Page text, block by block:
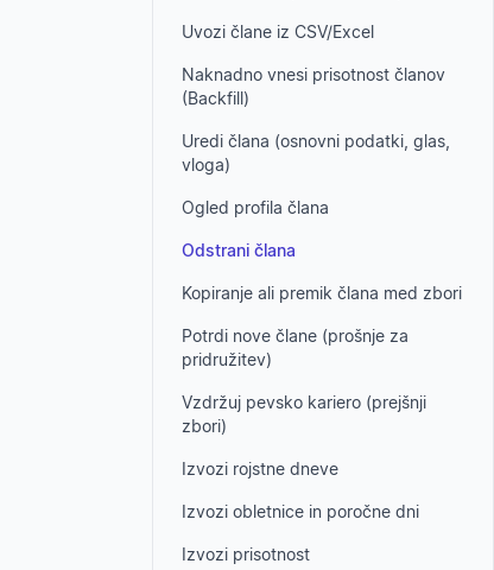
Uvozi člane iz CSV/Excel
Naknadno vnesi prisotnost članov
(Backfill)
Uredi člana (osnovni podatki, glas,
vloga)
Ogled profila člana
Odstrani člana
Kopiranje ali premik člana med zbori
Potrdi nove člane (prošnje za
pridružitev)
Vzdržuj pevsko kariero (prejšnji
zbori)
Izvozi rojstne dneve
Izvozi obletnice in poročne dni
Izvozi prisotnost